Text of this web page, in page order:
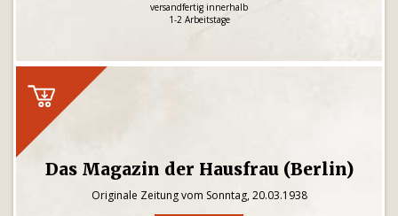
versandfertig innerhalb
1-2 Arbeitstage
Das Magazin der Hausfrau (Berlin)
Originale Zeitung vom Sonntag, 20.03.1938